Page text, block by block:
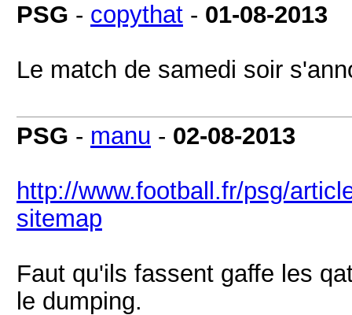
PSG - copythat - 01-08-2013
Le match de samedi soir
PSG - manu - 02-08-2013
http://www.football.fr/psg/
sitemap
Faut qu'ils fassent gaffe les
le dumping.